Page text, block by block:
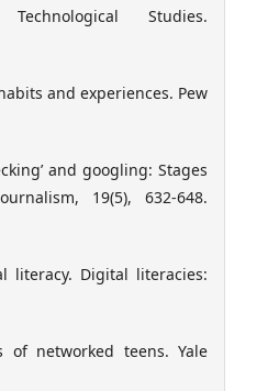
Studies.
and experiences. Pew
and googling: Stages
19(5), 632-648.
literacy. Digital literacies:
of networked teens. Yale